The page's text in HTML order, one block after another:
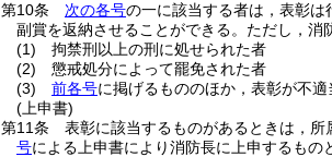
第10条
次の各号の一に該当する者は，表彰は
副賞を返納させることができる。 ただし，消
(1)
拘禁刑以上の刑に処せられた者
(2)
懲戒処分によって罷免された者
(3)
前各号に掲げるもののほか，表彰が不
(上申書)
第11条
表彰に該当するものがあるときは，所
号による上申書により消防長に上申するもの